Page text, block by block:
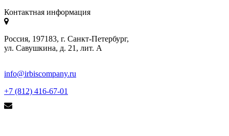
Контактная информация
Россия, 197183, г. Санкт-Петербург,
ул. Савушкина, д. 21, лит. А
info@irbiscompany.ru
+7 (812) 416-67-01